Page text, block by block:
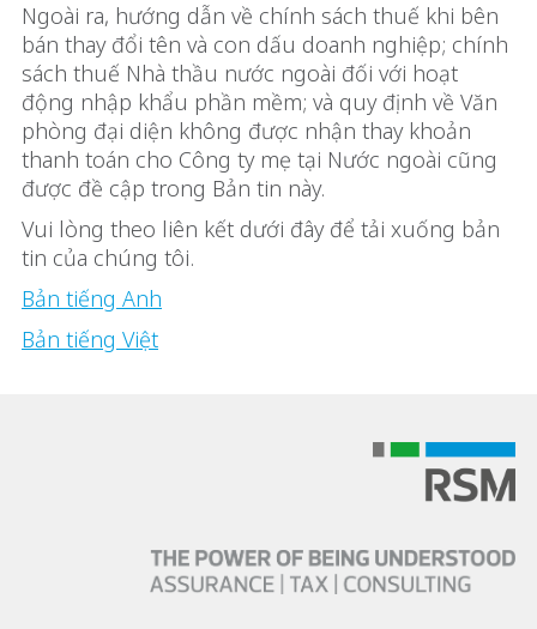
Ngoài ra, hướng dẫn về chính sách thuế khi bên
bán thay đổi tên và con dấu doanh nghiệp; chính
sách thuế Nhà thầu nước ngoài đối với hoạt
động nhập khẩu phần mềm; và quy định về Văn
phòng đại diện không được nhận thay khoản
thanh toán cho Công ty mẹ tại Nước ngoài cũng
được đề cập trong Bản tin này.
Vui lòng theo liên kết dưới đây để tải xuống bản
tin của chúng tôi.
Bản tiếng Anh
Bản tiếng Việt